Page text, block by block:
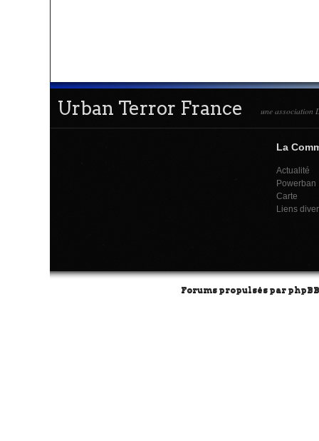
Urban Terror France une association
La
Actualité
Powerban
Carte
Liens
Forums propulsés par phpBB